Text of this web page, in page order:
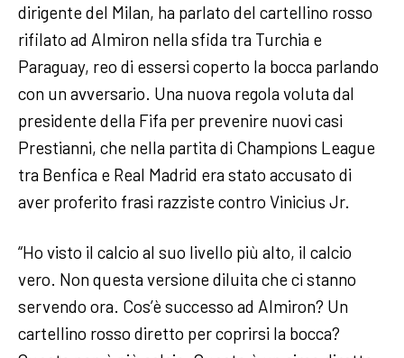
dirigente del Milan, ha parlato del cartellino rosso
rifilato ad Almiron nella sfida tra Turchia e
Paraguay, reo di essersi coperto la bocca parlando
con un avversario. Una nuova regola voluta dal
presidente della Fifa per prevenire nuovi casi
Prestianni, che nella partita di Champions League
tra Benfica e Real Madrid era stato accusato di
aver proferito frasi razziste contro Vinicius Jr.
“Ho visto il calcio al suo livello più alto, il calcio
vero. Non questa versione diluita che ci stanno
servendo ora. Cos’è successo ad Almiron? Un
cartellino rosso diretto per coprirsi la bocca?